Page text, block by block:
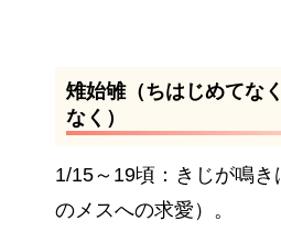
雉始雊（ちはじめてな
なく）
1/15～19頃：きじが鳴き
のメスへの求愛）。